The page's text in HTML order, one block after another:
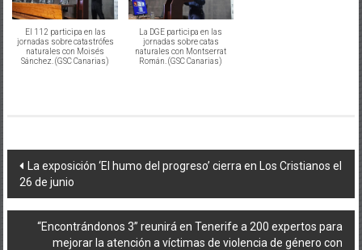
El 112 participa en las
jornadas sobre catastrófes
naturales con Moisés
Sánchez. (GSC Canarias)
La DGE participa en las
jornadas sobre catas
naturales con Montserrat
Román. (GSC Canarias)
Navegación
de
entradas
La exposición ‘El humo del progreso’ cierra en Los Cristianos el
26 de junio
“Encontrándonos 3” reunirá en Tenerife a 200 expertos para
mejorar la atención a víctimas de violencia de género con